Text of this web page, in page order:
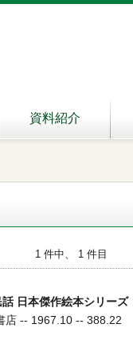
資料紹介
1 件中、 1 件目
日本傑作絵本シリーズ
店 -- 1967.10 -- 388.22